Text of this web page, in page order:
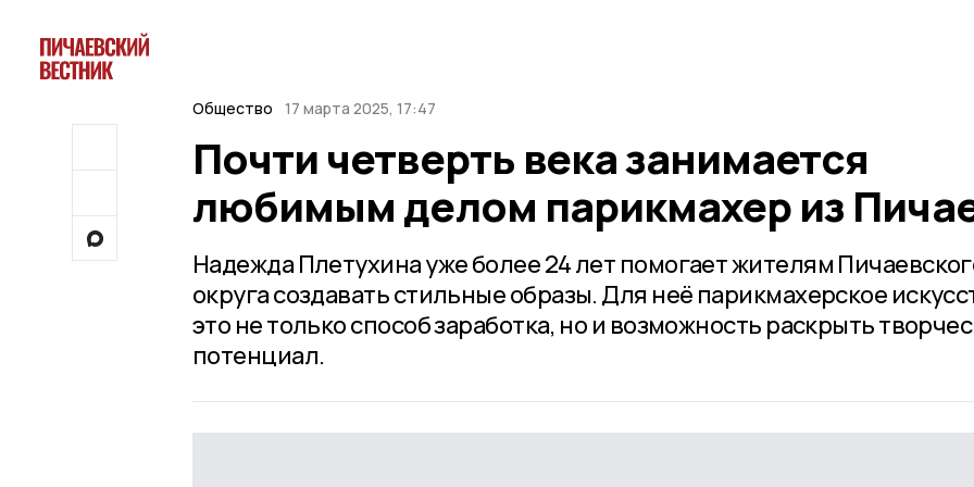
Общество 17 марта 2025, 17:47
Почти четверть века занимается
любимым делом парикмахер из
Надежда Плетухина уже более 24 лет помогает жителям
округа создавать стильные образы. Для неё парикмахерское
это не только способ заработка, но и возможность раскрыть
потенциал.